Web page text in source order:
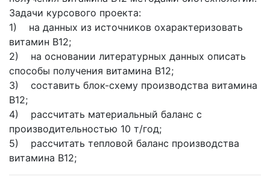
Задачи курсового проекта:
1) на данных из источников охарактеризовать
витамин В12;
2) на основании литературных данных описать
способы получения витамина В12;
3) составить блок-схему производства витамина
В12;
4) рассчитать материальный баланс с
производительностью 10 т/год;
5) рассчитать тепловой баланс производства
витамина В12;